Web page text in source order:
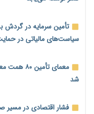
تأمین سرمایه در
سیاست‌های مالیاتی در
معمای
شد